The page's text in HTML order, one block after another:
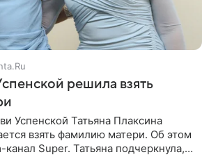
решила взять
Успенской Татьяна Плаксина
взять фамилию матери. Об этом
Super. Татьяна подчеркнула,